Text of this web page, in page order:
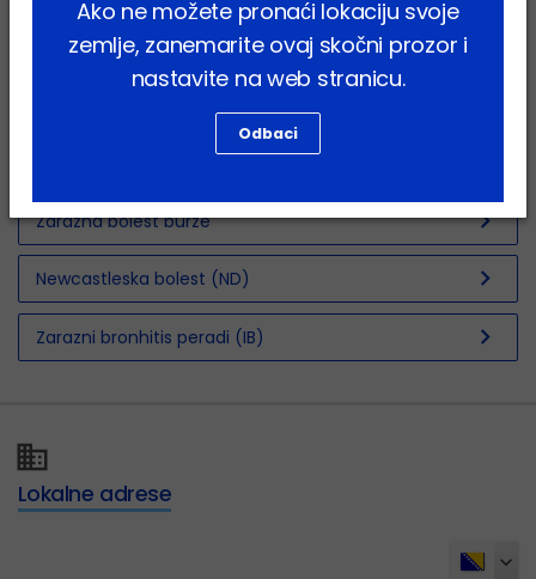
Kvaliteta sustava za vodu
Zarazna bolest burze chevron_right
Newcastleska bolest (ND) chevron_right
Zarazni bronhitis peradi (IB) chevron_right
Lokalne adrese
Ako ne možete pronaći lokaciju svoje
zemlje, zanemarite ovaj skočni prozor i
nastavite na web stranicu.
Odbaci